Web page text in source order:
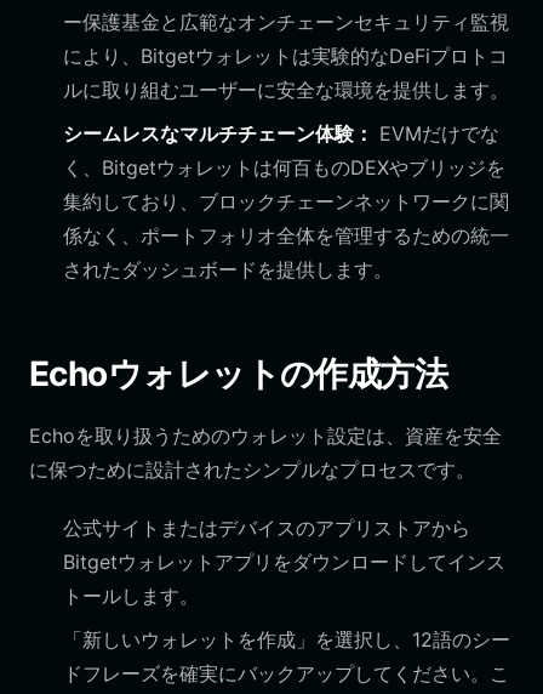
ー保護基金と広範なオンチェーンセキュリティ監視
により、Bitgetウォレットは実験的なDeFiプロトコ
ルに取り組むユーザーに安全な環境を提供します。
シームレスなマルチチェーン体験： EVMだけでな
く、Bitgetウォレットは何百ものDEXやブリッジを
集約しており、ブロックチェーンネットワークに関
係なく、ポートフォリオ全体を管理するための統一
されたダッシュボードを提供します。
Echoウォレットの作成方法
Echoを取り扱うためのウォレット設定は、資産を安全
に保つために設計されたシンプルなプロセスです。
公式サイトまたはデバイスのアプリストアから
Bitgetウォレットアプリをダウンロードしてインス
トールします。
「新しいウォレットを作成」を選択し、12語のシー
ドフレーズを確実にバックアップしてください。こ